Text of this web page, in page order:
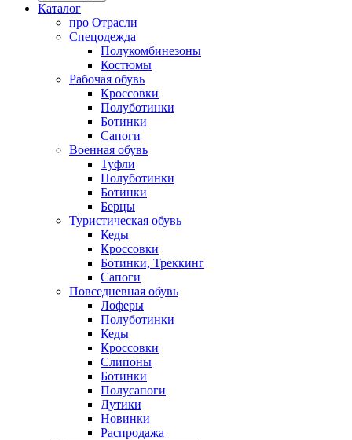
Каталог
про Отрасли
Спецодежда
Полукомбинезоны
Костюмы
Рабочая обувь
Кроссовки
Полуботинки
Ботинки
Сапоги
Военная обувь
Туфли
Полуботинки
Ботинки
Берцы
Туристическая обувь
Кеды
Кроссовки
Ботинки, Треккинг
Сапоги
Повседневная обувь
Лоферы
Полуботинки
Кеды
Кроссовки
Слипоны
Ботинки
Полусапоги
Дутики
Новинки
Распродажа